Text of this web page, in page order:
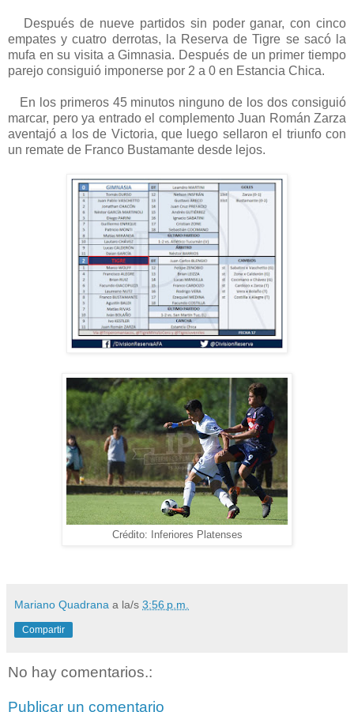
Después de nueve partidos sin poder ganar, con cinco
empates y cuatro derrotas, la Reserva de Tigre se sacó la
mufa en su visita a Gimnasia. Después de un primer tiempo
parejo consiguió imponerse por 2 a 0 en Estancia Chica.
En los primeros 45 minutos ninguno de los dos consiguió
marcar, pero ya entrado el complemento Juan Román Zarza
aventajó a los de Victoria, que luego sellaron el triunfo con
un remate de Franco Bustamante desde lejos.
Crédito: Inferiores Platenses
Mariano Quadrana a la/s 3:56 p.m.
Compartir
No hay comentarios.:
Publicar un comentario